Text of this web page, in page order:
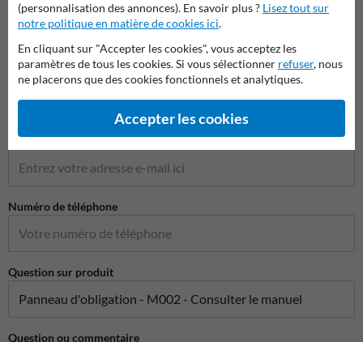
Nom*
Nom de l'entreprise
Adresse e-mail*
Numéro de téléphone
Question sur produit
Question ou commentaire
(personnalisation des annonces). En savoir plus ? Lisez tout sur
notre politique en matière de cookies ici.
En cliquant sur "Accepter les cookies", vous acceptez les
paramètres de tous les cookies. Si vous sélectionner refuser, nous
ne placerons que des cookies fonctionnels et analytiques.
Accepter les cookies